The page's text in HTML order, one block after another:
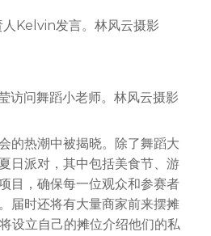
Kelvin发言。林风云摄影
访问舞蹈小老师。林风云摄影
的热潮中被揭晓。除了舞蹈大
日派对，其中包括美食节、游
目，确保每一位观众和参赛者
届时还将有大量商家前来摆摊
设立自己的摊位介绍他们的私